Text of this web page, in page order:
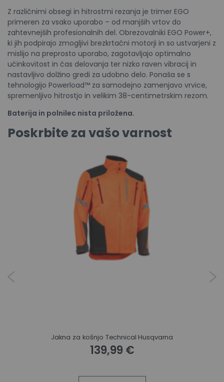
Z različnimi obsegi in hitrostmi rezanja je trimer EGO
primeren za vsako uporabo – od manjših vrtov do
zahtevnejših profesionalnih del. Obrezovalniki EGO Power+,
ki jih podpirajo zmogljivi brezkrtačni motorji in so ustvarjeni z
mislijo na preprosto uporabo, zagotavljajo optimalno
učinkovitost in čas delovanja ter nizko raven vibracij in
nastavljivo dolžino gredi za udobno delo. Ponaša se s
tehnologijo Powerload™ za samodejno zamenjavo vrvice,
spremenljivo hitrostjo in velikim 38-centimetrskim rezom.
Baterija in polnilec nista priložena.
Poskrbite za vašo varnost
Jakna za košnjo Technical Husqvarna
139,99 €